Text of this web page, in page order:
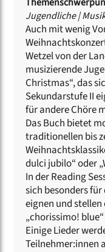
Jugendliche|
Auch mit wenig
Wetzel von der
musizierende
Christmas“, das
Sekundarstufe II
für andere Chöre
Das Buch bietet
traditionellen bis
dulci jubilo“ oder
In der Reading
sich besonders
eignen und stellen
„chorissimo!
Einige Lieder
Teilnehmer:innen